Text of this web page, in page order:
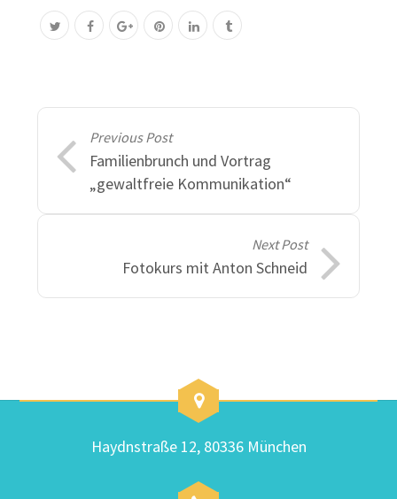
Previous Post
Familienbrunch und Vortrag
„gewaltfreie Kommunikation“
Next Post
Fotokurs mit Anton Schneid
Haydnstraße 12, 80336 München